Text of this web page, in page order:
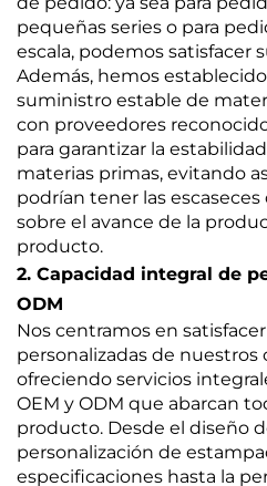
pequeñas series o para
escala, podemos satisfacer
Además, hemos
suministro estable de
con proveedores
para garantizar la
materias primas, evitando
podrían tener las
sobre el avance de la
producto.
2. Capacidad integral de
ODM
Nos centramos en
personalizadas de nuestros
ofreciendo servicios
OEM y ODM que abarcan
producto. Desde el diseño
personalización de
especificaciones hasta la